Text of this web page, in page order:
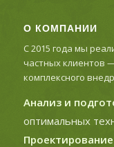
О КОМПАНИИ
С 2015 года мы
частных клиентов
комплексного
Анализ и
оптимальных